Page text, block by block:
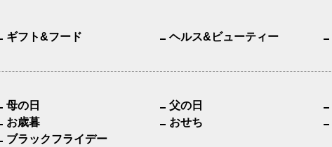
ギフト&フード ヘルス&ビューティー
母の日 父の日
お歳暮
おせち
ブラックフライデー